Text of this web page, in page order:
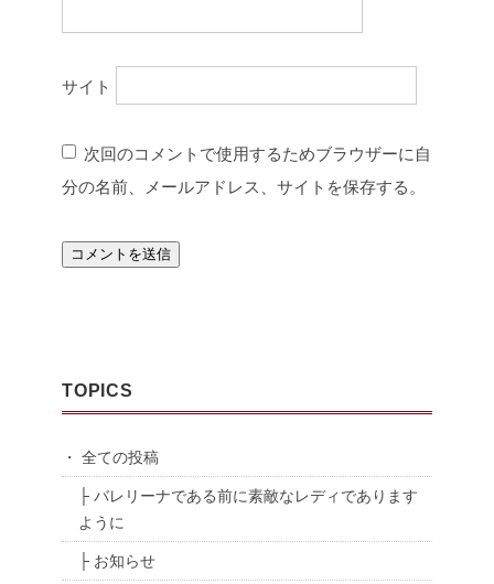
サイト
次回のコメントで使用するためブラウザーに自
分の名前、メールアドレス、サイトを保存する。
TOPICS
・ 全ての投稿
├ バレリーナである前に素敵なレディであります
ように
├ お知らせ